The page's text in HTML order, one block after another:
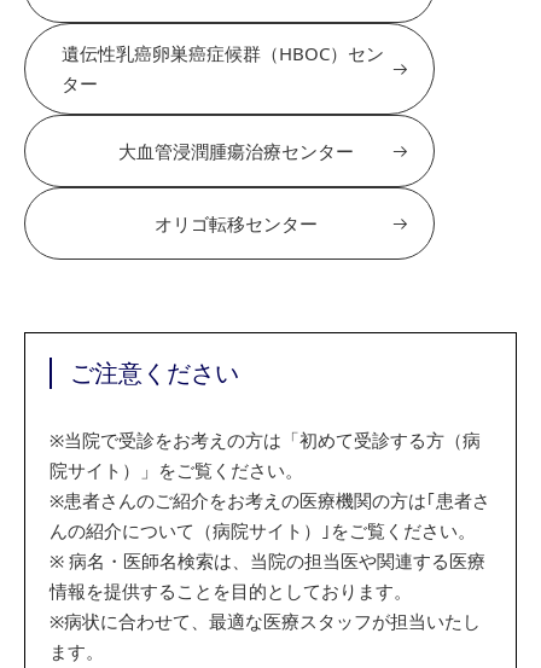
遺伝性乳癌卵巣癌症候群（HBOC）セン
ター
大血管浸潤腫瘍治療センター
オリゴ転移センター
ご注意ください
※当院で受診をお考えの方は「初めて受診する方（病
院サイト）」をご覧ください。
※患者さんのご紹介をお考えの医療機関の方は｢患者さ
んの紹介について（病院サイト）｣をご覧ください。
※ 病名・医師名検索は、当院の担当医や関連する医療
情報を提供することを目的としております。
※病状に合わせて、最適な医療スタッフが担当いたし
ます。